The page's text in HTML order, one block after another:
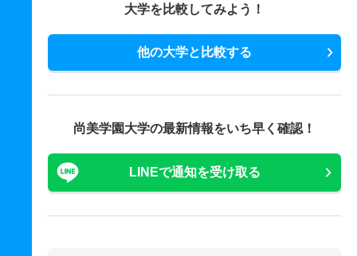
大学を比較してみよう！
他の大学と比較する
尚美学園大学の最新情報をいち早く確認！
LINEで通知を受け取る